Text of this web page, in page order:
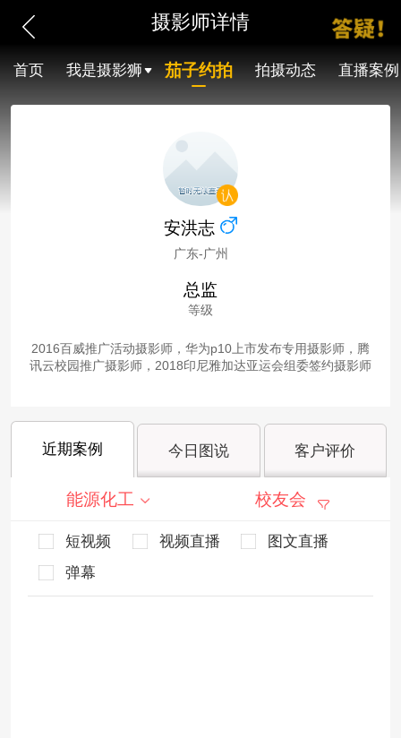
摄影师详情
首页 我是摄影狮 茄子约拍 拍摄动态 直播案例
安洪志
广东-广州
总监
等级
2016百威推广活动摄影师，华为p10上市发布专用摄影师，腾
讯云校园推广摄影师，2018印尼雅加达亚运会组委签约摄影师
近期案例 今日图说 客户评价
能源化工 校友会
短视频 视频直播
图文直播
弹幕